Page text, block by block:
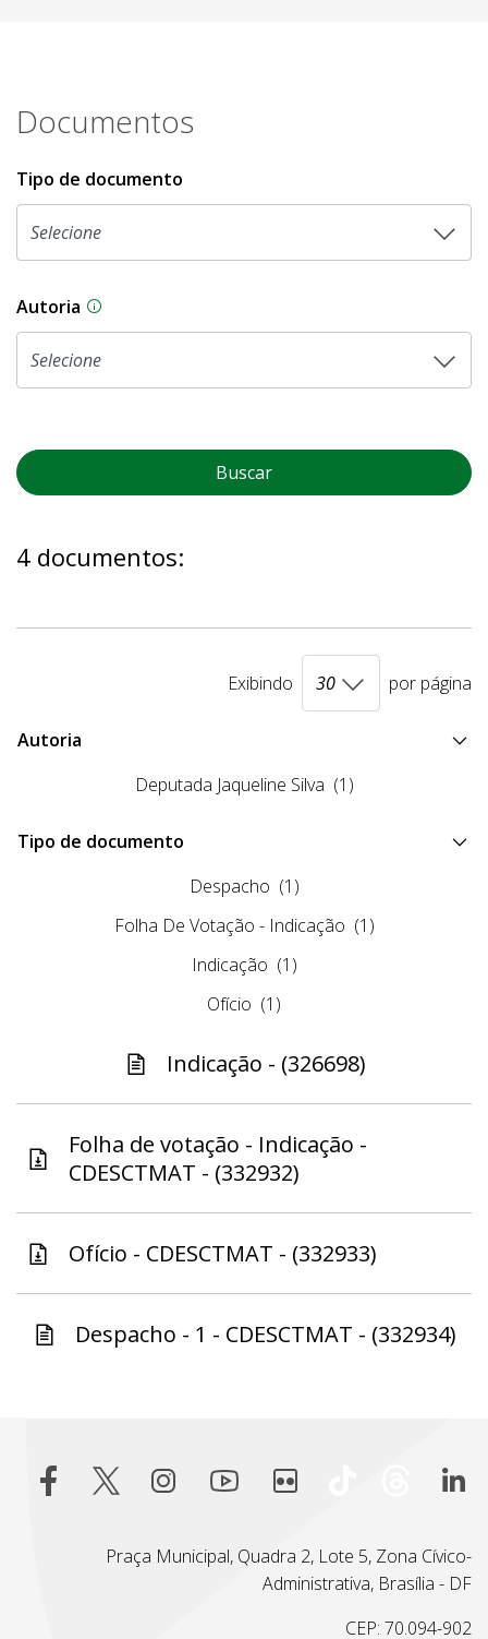
Documentos
Tipo de documento
Autoria As proposições legislativas na CLDF podem
Buscar
4 documentos:
Exibindo por página
Autoria
Deputada Jaqueline Silva (1)
Tipo de documento
Despacho (1)
Folha De Votação - Indicação (1)
Indicação (1)
Ofício (1)
Indicação - (326698)
Folha de votação - Indicação -
CDESCTMAT - (332932)
Ofício - CDESCTMAT - (332933)
Despacho - 1 - CDESCTMAT - (332934)
Praça Municipal, Quadra 2, Lote 5, Zona Cívico-
Administrativa, Brasília - DF
CEP: 70.094-902